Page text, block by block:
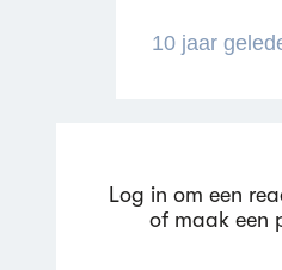
10 jaar
Log in om een
of maak een